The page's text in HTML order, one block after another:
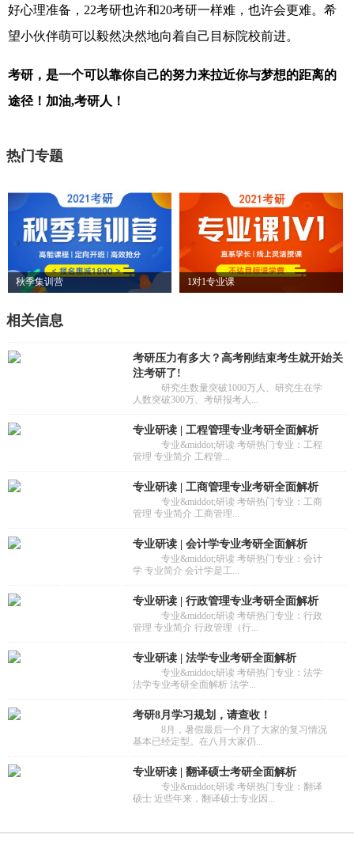
好心理准备，22考研也许和20考研一样难，也许会更难。希
望小伙伴萌可以毅然决然地向着自己目标院校前进。
考研，是一个可以靠你自己的努力来拉近你与梦想的距离的
途径！加油,考研人！
热门专题
秋季集训营 1对1专业课
相关信息
考研压力有多大？高考刚结束考生就开始关
注考研了!
研究生数量突破1000万人、研究生在学
人数突破300万、考研报考人...
专业研读 | 工程管理专业考研全面解析
专业&middot;研读 考研热门专业：工程
管理 专业简介 工程管...
专业研读 | 工商管理专业考研全面解析
专业&middot;研读 考研热门专业：工商
管理 专业简介 工商管理...
专业研读 | 会计学专业考研全面解析
专业&middot;研读 考研热门专业：会计
学 专业简介 会计学是工...
专业研读 | 行政管理专业考研全面解析
专业&middot;研读 考研热门专业：行政
管理 专业简介 行政管理（行...
专业研读 | 法学专业考研全面解析
专业&middot;研读 考研热门专业：法学
法学专业考研全面解析 法学...
考研8月学习规划，请查收！
8月，暑假最后一个月了大家的复习情况
基本已经定型。在八月大家仍...
专业研读 | 翻译硕士考研全面解析
专业&middot;研读 考研热门专业：翻译
硕士 近些年来，翻译硕士专业因...